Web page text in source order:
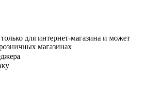
для интернет-магазина и может
магазинах